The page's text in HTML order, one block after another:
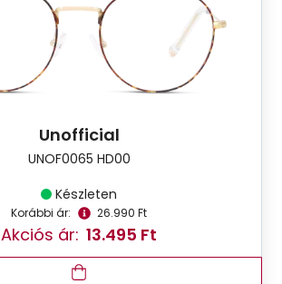
Unofficial
UNOF0065 HD00
Készleten
Korábbi ár: 26.990 Ft
Akciós ár: 13.495 Ft